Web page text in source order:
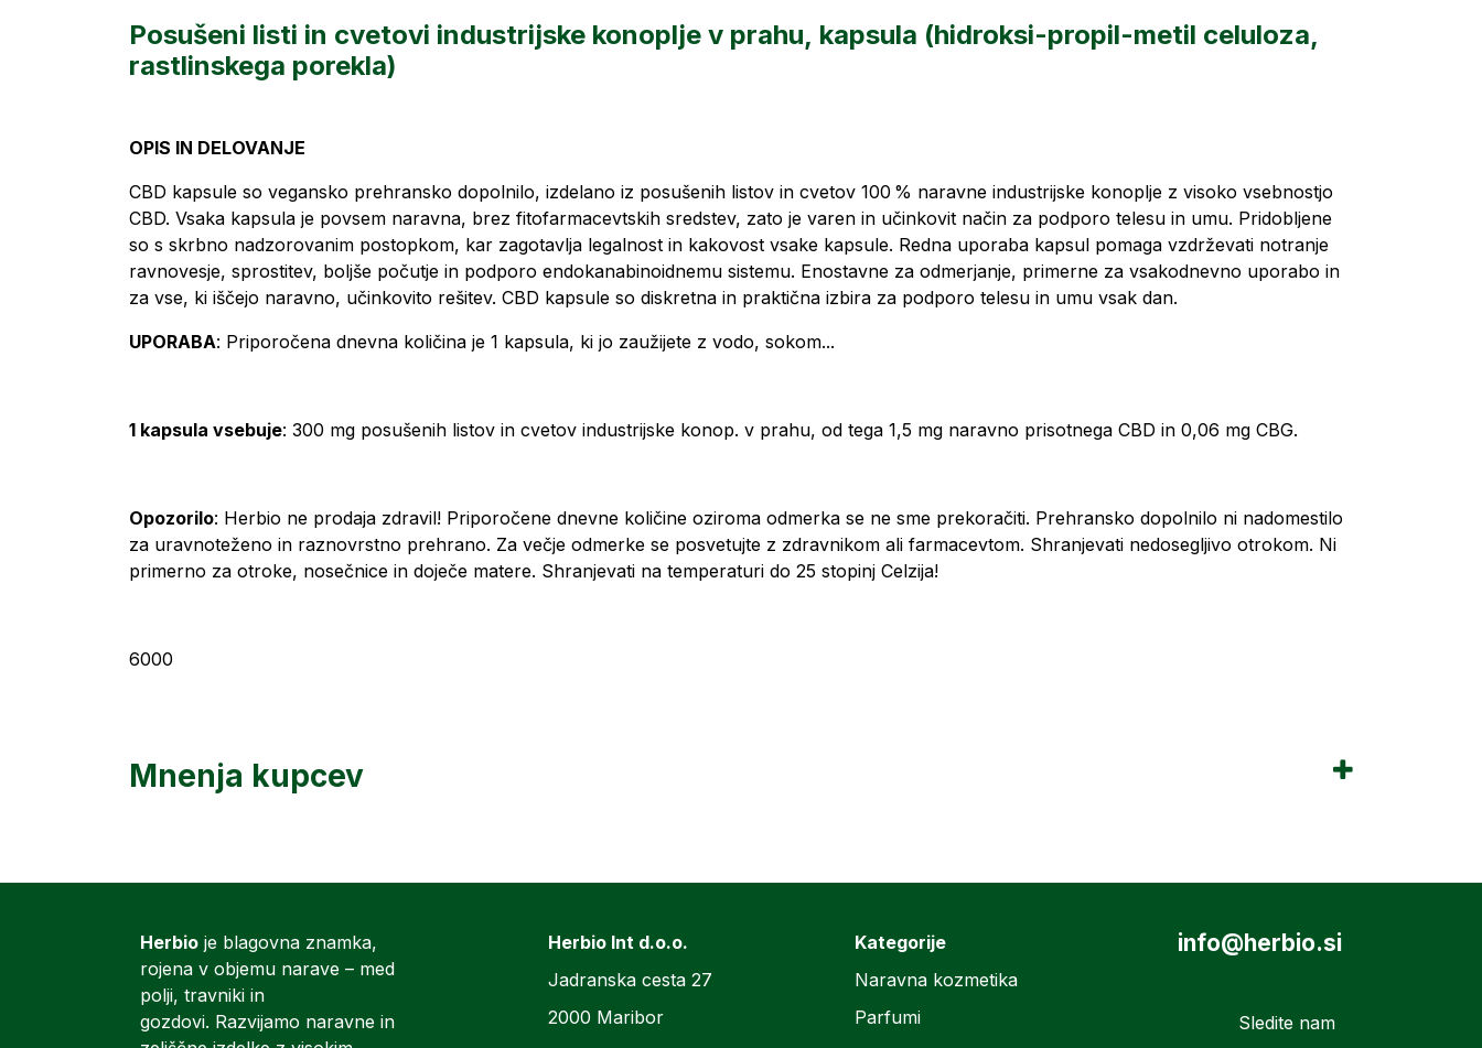
Posušeni listi in cvetovi industrijske konoplje v prahu, kapsula (hidroksi-propil-metil celuloza,
rastlinskega porekla)
OPIS IN DELOVANJE
CBD kapsule so vegansko prehransko dopolnilo, izdelano iz posušenih listov in cvetov 100 % naravne industrijske konoplje z visoko vsebnostjo
CBD. Vsaka kapsula je povsem naravna, brez fitofarmacevtskih sredstev, zato je varen in učinkovit način za podporo telesu in umu. Pridobljene
so s skrbno nadzorovanim postopkom, kar zagotavlja legalnost in kakovost vsake kapsule. Redna uporaba kapsul pomaga vzdrževati notranje
ravnovesje, sprostitev, boljše počutje in podporo endokanabinoidnemu sistemu. Enostavne za odmerjanje, primerne za vsakodnevno uporabo in
za vse, ki iščejo naravno, učinkovito rešitev. CBD kapsule so diskretna in praktična izbira za podporo telesu in umu vsak dan.
UPORABA: Priporočena dnevna količina je 1 kapsula, ki jo zaužijete z vodo, sokom...
1 kapsula vsebuje: 300 mg posušenih listov in cvetov industrijske konop. v prahu, od tega 1,5 mg naravno prisotnega CBD in 0,06 mg CBG.
Opozorilo: Herbio ne prodaja zdravil! Priporočene dnevne količine oziroma odmerka se ne sme prekoračiti. Prehransko dopolnilo ni nadomestilo
za uravnoteženo in raznovrstno prehrano. Za večje odmerke se posvetujte z zdravnikom ali farmacevtom. Shranjevati nedosegljivo otrokom. Ni
primerno za otroke, nosečnice in doječe matere. Shranjevati na temperaturi do 25 stopinj Celzija!
6000
Mnenja kupcev
Herbio je blagovna znamka,
rojena v objemu narave – med
polji, travniki in
gozdovi. Razvijamo naravne in
Herbio Int d.o.o.
Jadranska cesta 27
2000 Maribor
Kategorije
Naravna kozmetika
Parfumi
info@herbio.si
Sledite nam